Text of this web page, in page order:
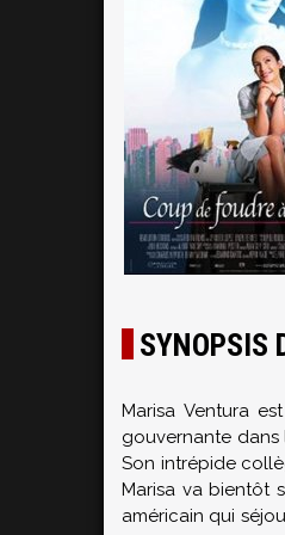
SYNOPSIS
Marisa Ventura
gouvernante dans
Son intrépide
Marisa va bientôt
américain qui